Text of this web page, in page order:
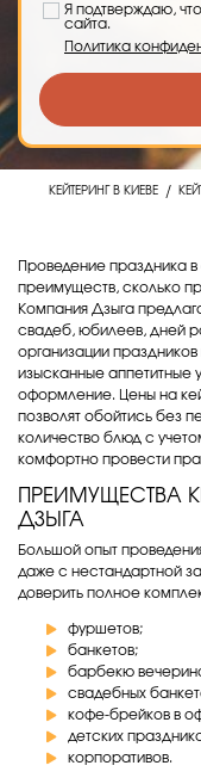
Я подтверждаю,
сайта.
Политика
КЕЙТЕРИНГ В КИЕВЕ /
Проведение праздника
преимуществ, сколько
Компания Дзыга
свадеб, юбилеев, дней
организации
изысканные аппетитные
оформление. Цены на
позволят обойтись без
количество блюд с
комфортно провести
ПРЕИМУЩЕСТВА
ДЗЫГА
Большой опыт
даже с нестандартной
доверить полное
фуршетов;
банкетов;
барбекю
свадебных
кофе-брейков в
детских
корпоративов.